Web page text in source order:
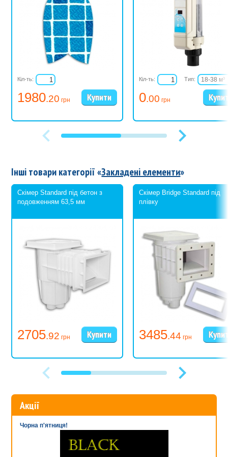
1980.20 грн
Кіл-ть:
0.00 грн
Кіл-ть: Тип:
18-38 м³
27-57 м³
36-76 м³
40-95 м³
Інші товари категорії «Закладені елементи»
Скімер Standard під бетон з
подовженням 63,5 мм
2705.92 грн
Скімер Bridge Standard під
плівку
3485.44 грн
Акції
Чорна п'ятниця!